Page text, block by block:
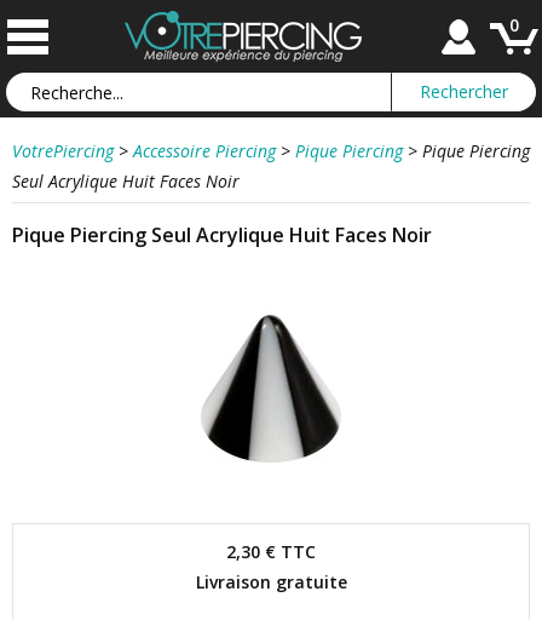
0
VotrePiercing > Accessoire Piercing > Pique Piercing > Pique Piercing
Seul Acrylique Huit Faces Noir
Pique Piercing Seul Acrylique Huit Faces Noir
2,30 € TTC
Livraison gratuite